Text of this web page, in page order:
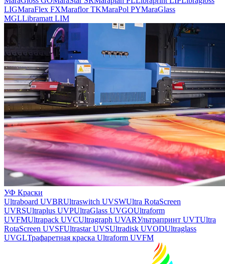
LIGMaraFlex FXMaraflor TKMaraPol PYMaraGlass
MGLLibramatt LIM
УФ Краски
Ultraboard UVBRUltraswitch UVSWUltra RotaScreen
UVRSUltraplus UVPUltraGlass UVGOUltraform
UVFMUltrapack UVCUltragraph UVARУльтрапринт UVTUltra
RotaScreen UVSFUltrastar UVSUltradisk UVODUltraglass
UVGLТрафаретная краска Ultraform UVFM